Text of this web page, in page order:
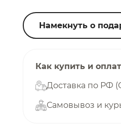
Намекнуть о
Как купить и
Доставка по РФ
Самовывоз и
в корзину